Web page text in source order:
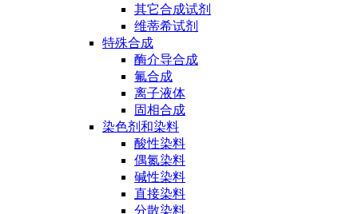
其它合成试剂
维蒂希试剂
特殊合成
酶介导合成
氟合成
离子液体
固相合成
染色剂和染料
酸性染料
偶氮染料
碱性染料
直接染料
分散染料